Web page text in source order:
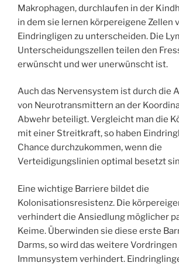
Makrophagen, durchlaufen in der
in dem sie lernen körpereigene Zellen
Eindringligen zu unterscheiden. Die
Unterscheidungszellen teilen den
erwünscht und wer unerwünscht ist.
Auch das Nervensystem ist durch die
von Neurotransmittern an der
Abwehr beteiligt. Vergleicht man die
mit einer Streitkraft, so haben
Chance durchzukommen, wenn die
Verteidigungslinien optimal besetzt
Eine wichtige Barriere bildet die
Kolonisationsresistenz. Die
verhindert die Ansiedlung möglicher
Keime. Überwinden sie diese erste
Darms, so wird das weitere
Immunsystem verhindert.